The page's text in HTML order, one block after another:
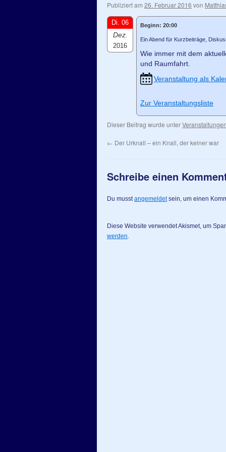
Publiziert am 26. Februar 2016 von
Di. 06
Dez.
2016
Beginn: 20:00
Ein Abend für Kurzbeiträge,
Wie immer mit dem
und Raumfahrt.
Veranstaltung als
Zur Veranstaltungsliste
Dieser Beitrag wurde unterVeranstaltungen
← Der Urknall – ein Knall, der keiner war
Schreibe einen
Du musstangemeldetsein, um einen
Diese Website verwendet Akismet, um
werden.